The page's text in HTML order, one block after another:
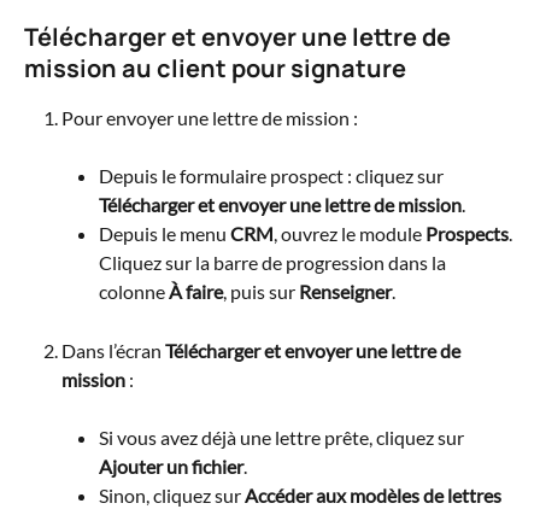
Télécharger et envoyer une lettre de
mission au client pour signature
Pour envoyer une lettre de mission :
Depuis le formulaire prospect : cliquez sur
Télécharger et envoyer une lettre de mission.
Depuis le menu CRM, ouvrez le module Prospects.
Cliquez sur la barre de progression dans la
colonne À faire, puis sur Renseigner.
Dans l’écran Télécharger et envoyer une lettre de
mission :
Si vous avez déjà une lettre prête, cliquez sur
Ajouter un fichier.
Sinon, cliquez sur Accéder aux modèles de lettres